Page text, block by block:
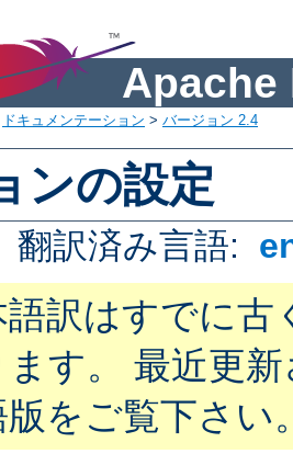
Apache
ドキュメンテーション > バージョン 2.4
ンの設定
翻訳済み言語:
語訳はすでに古
す。 最近更
をご覧下さい